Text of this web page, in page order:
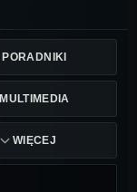
PORADNIKI
MULTIMEDIA
WIĘCEJ